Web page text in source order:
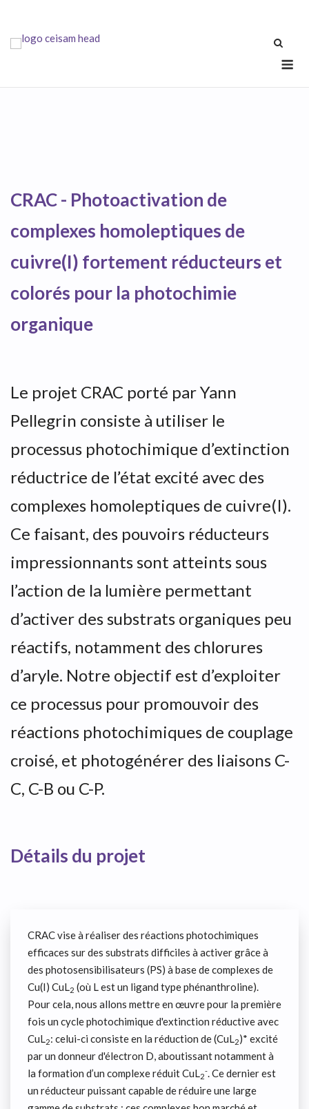
content
CRAC - Photoactivation de
complexes homoleptiques de
cuivre(I) fortement réducteurs et
colorés pour la photochimie
organique
Le projet CRAC porté par Yann
Pellegrin consiste à utiliser le
processus photochimique d’extinction
réductrice de l’état excité avec des
complexes homoleptiques de cuivre(I).
Ce faisant, des pouvoirs réducteurs
impressionnants sont atteints sous
l’action de la lumière permettant
d’activer des substrats organiques peu
réactifs, notamment des chlorures
d’aryle. Notre objectif est d’exploiter
ce processus pour promouvoir des
réactions photochimiques de couplage
croisé, et photogénérer des liaisons C-
C, C-B ou C-P.
Détails du projet
CRAC vise à réaliser des réactions photochimiques
efficaces sur des substrats difficiles à activer grâce à
des photosensibilisateurs (PS) à base de complexes de
Cu(I) CuL2 (où L est un ligand type phénanthroline).
Pour cela, nous allons mettre en œuvre pour la première
fois un cycle photochimique d'extinction réductive avec
CuL2: celui-ci consiste en la réduction de (CuL2)* excité
par un donneur d'électron D, aboutissant notamment à
la formation d’un complexe réduit CuL2
-. Ce dernier est
un réducteur puissant capable de réduire une large